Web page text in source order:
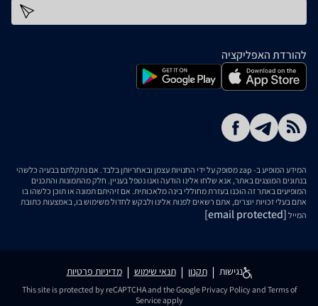
להורדת האפליקציה
המידע המופיע ב- zap מסופק על ידי החנויות עצמן ובאחריותן בלבד. אם נתקלתם בבעיה כלשהי
בנתונים המוצגים באתר, אנא שלחו אלינו הודעה ואנו נטפל בעניין. חלק מהתמונות והתכנים
המופיעים באתר זה הוכנו בעזרת מחוללי בינה מלאכותית. אם זיהיתם תמונה או תוכן כלשהו בו
אתם בעלי זכויות יוצרים, אתם רשאים לפנות אלינו ולבקש לחדול משימוש בו, באמצעות כתובת
המייל [email protected]
נגישות תקנון תנאי שימוש מדיניות פרטיות
This site is protected by reCAPTCHA and the Google Privacy Policyand Terms of
Serviceapply